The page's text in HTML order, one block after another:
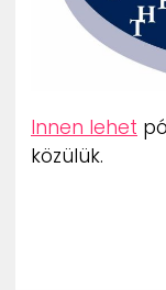
Innen lehet
közülük.